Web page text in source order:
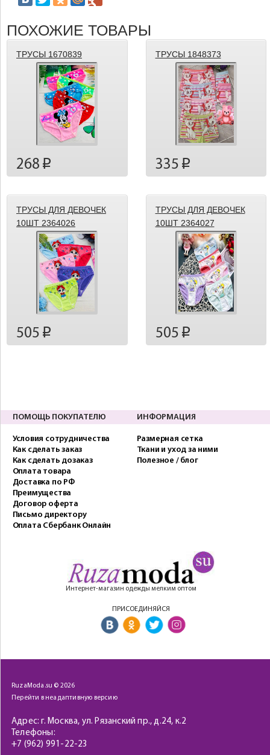
ПОХОЖИЕ ТОВАРЫ
ТРУСЫ 1670839
268 p
ТРУСЫ 1848373
335 p
ТРУСЫ ДЛЯ ДЕВОЧЕК
10ШТ 2364026
505 p
ТРУСЫ ДЛЯ ДЕВОЧЕК
10ШТ 2364027
505 p
ПОМОЩЬ ПОКУПАТЕЛЮ
Условия сотрудничества
Как сделать заказ
Как сделать дозаказ
Оплата товара
Доставка по РФ
Преимущества
Договор оферта
Письмо директору
Оплата Сбербанк Онлайн
ИНФОРМАЦИЯ
Размерная сетка
Ткани и уход за ними
Полезное / блог
Интернет-магазин одежды мелким оптом
ПРИСОЕДИНЯЙСЯ
RuzaModa.su © 2026
Перейти в неадаптивную версию
Адрес: г. Москва, ул. Рязанский пр., д.24, к.2
Телефоны:
+7 (962) 991-22-23